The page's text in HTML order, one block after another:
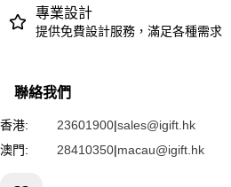
專業設計
提供免費設計服務，滿足各種需求
聯絡我們
香港: 23601900|sales@igift.hk
澳門:
28410350|macau@igift.hk